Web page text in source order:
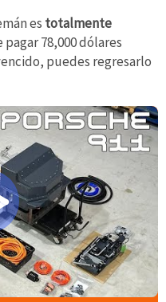
es totalmente
78,000 dólares
puedes regresarlo